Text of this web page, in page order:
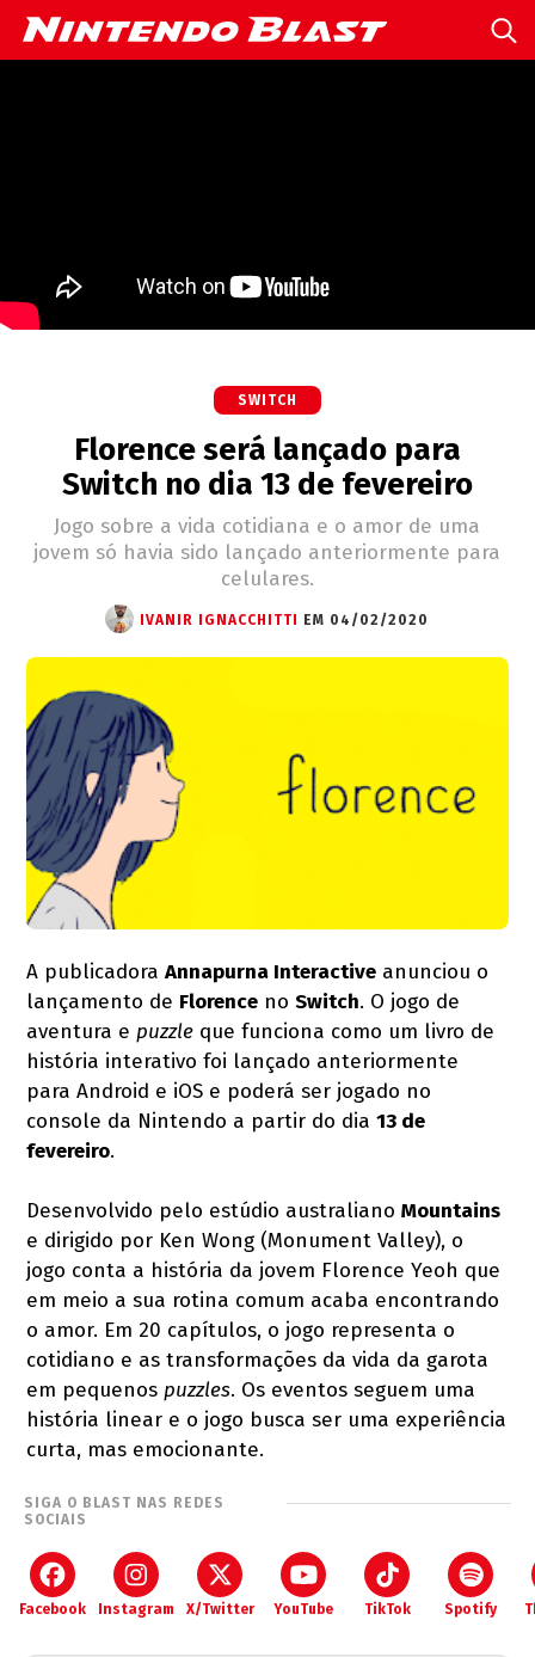
SWITCH
Florence será lançado para
Switch no dia 13 de fevereiro
Jogo sobre a vida cotidiana e o amor de uma
jovem só havia sido lançado anteriormente para
celulares.
IVANIR IGNACCHITTI EM 04/02/2020
A publicadoraAnnapurna Interactive anunciou o
lançamento de Florence noSwitch. O jogo de
aventura e puzzle que funciona como um livro de
história interativo foi lançado anteriormente
para Android e iOS e poderá ser jogado no
console da Nintendo a partir do dia13 de
fevereiro.
Desenvolvido pelo estúdio australianoMountains
e dirigido por Ken Wong (Monument Valley), o
jogo conta a história da jovem Florence Yeoh que
em meio a sua rotina comum acaba encontrando
o amor. Em 20 capítulos, o jogo representa o
cotidiano e as transformações da vida da garota
em pequenos puzzles. Os eventos seguem uma
história linear e o jogo busca ser uma experiência
curta, mas emocionante.
SIGA O BLAST NAS REDES
SOCIAIS
Facebook Instagram X/Twitter YouTube TikTok Spotify